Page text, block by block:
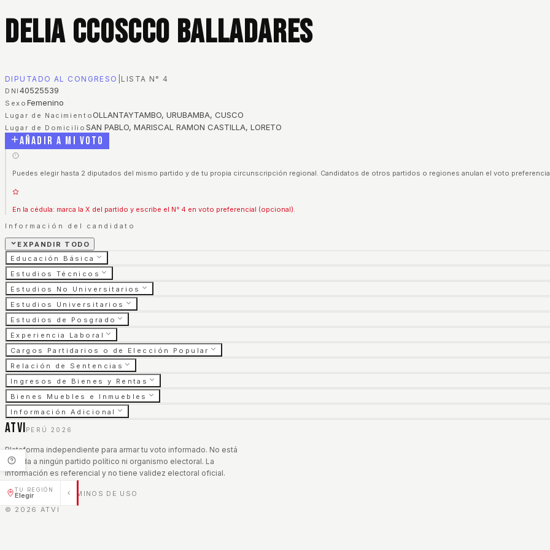
TU REGIÓN
Elegir
Delia Ccoscco Balladares
DIPUTADO AL CONGRESO LISTA N° 4
DNI 40525539
Sexo Femenino
Lugar de NacimientoOLLANTAYTAMBO, URUBAMBA, CUSCO
Lugar de Domicilio SAN PABLO, MARISCAL RAMON CASTILLA, LORETO
Añadir a mi voto
Puedes elegir hasta 2 diputados del mismo partido y de tu propia circunscripción regional. Candidatos de otros partidos o regiones anulan el voto
En la cédula: marca la X del partido y escribe el N° 4 en voto preferencial (opcional).
Información del candidato
EXPANDIR TODO
Educación Básica
Estudios Técnicos
Estudios No Universitarios
Estudios Universitarios
Estudios de Posgrado
Experiencia Laboral
Cargos Partidarios o de Elección Popular
Relación de Sentencias
Ingresos de Bienes y Rentas
Bienes Muebles e Inmuebles
Información Adicional
ATVI PERÚ 2026
Plataforma independiente para armar tu voto informado. No está
afiliada a ningún partido político ni organismo electoral. La
información es referencial y no tiene validez electoral oficial.
AVISO LEGAL
TÉRMINOS DE USO
© 2026 ATVI